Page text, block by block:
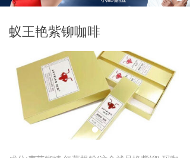
联系我们
防伪查询
蚁王艳紫铆咖啡